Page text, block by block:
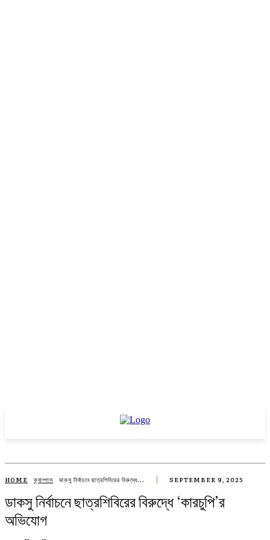
HOME ক্যাম্পাস ডাকসু নির্বাচনে ছাত্রশিবিরের বিরুদ্ধে... SEPTEMBER 9, 2025
ডাকসু নির্বাচনে ছাত্রশিবিরের বিরুদ্ধে ‘কারচুপি’র
অভিযোগ